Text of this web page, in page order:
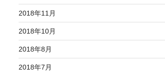
2018年11月
2018年10月
2018年8月
2018年7月